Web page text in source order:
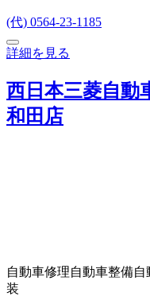
(代) 0564-23-1185
詳細を見る
西日本三菱自動
和田店
自動車修理自動車整備自
装